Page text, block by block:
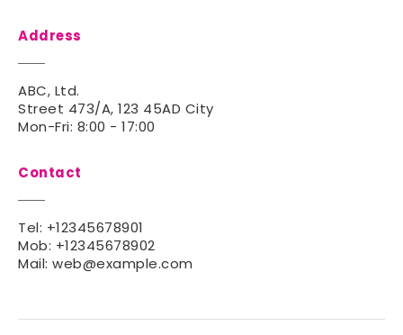
Address
ABC, Ltd.
Street 473/A, 123 45AD City
Mon-Fri: 8:00 - 17:00
Contact
Tel: +12345678901
Mob: +12345678902
Mail: web@example.com